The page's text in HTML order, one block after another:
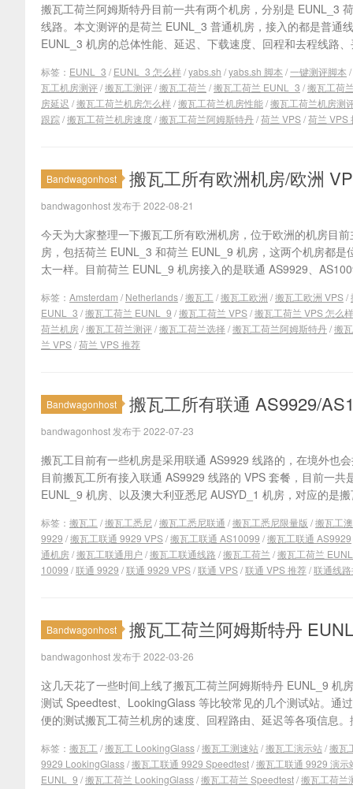
搬瓦工荷兰阿姆斯特丹目前一共有两个机房，分别是 EUNL_3
线路。本文测评的是荷兰 EUNL_3 普通机房，接入的都是普通
EUNL_3 机房的总体性能、延迟、下载速度、回程和去程线路
标签： EUNL_3 / EUNL_3 怎么样/yabs.sh /yabs.sh 脚本 /一键测评脚本 /
瓦工机房测评/搬瓦工测评/搬瓦工荷兰 /搬瓦工荷兰 EUNL_3 /搬瓦工荷
房延迟 /搬瓦工荷兰机房怎么样/搬瓦工荷兰机房性能/搬瓦工荷兰机房测
跟踪/搬瓦工荷兰机房速度/搬瓦工荷兰阿姆斯特丹/荷兰 VPS/荷兰 VPS
Bandwagonhost 搬瓦工所有欧洲机房/欧洲
bandwagonhost 发布于 2022-08-21
今天为大家整理一下搬瓦工所有欧洲机房，位于欧洲的机房目
房，包括荷兰 EUNL_3 和荷兰 EUNL_9 机房，这两个机房都
太一样。目前荷兰 EUNL_9 机房接入的是联通 AS9929、
标签： Amsterdam / Netherlands/搬瓦工 /搬瓦工欧洲 /搬瓦工欧洲 VPS/
EUNL_3 /搬瓦工荷兰 EUNL_9 /搬瓦工荷兰 VPS/搬瓦工荷兰 VPS 怎么样
荷兰机房/搬瓦工荷兰测评/搬瓦工荷兰选择 /搬瓦工荷兰阿姆斯特丹/搬
兰 VPS/荷兰 VPS 推荐
Bandwagonhost 搬瓦工所有联通 AS9929/
bandwagonhost 发布于 2022-07-23
搬瓦工目前有一些机房是采用联通 AS9929 线路的，在境外也
目前搬瓦工所有接入联通 AS9929 线路的 VPS 套餐，目前一
EUNL_9 机房、以及澳大利亚悉尼 AUSYD_1 机房，对应的是
标签： 搬瓦工 /搬瓦工悉尼/搬瓦工悉尼联通 /搬瓦工悉尼限量版 /搬瓦工
9929 /搬瓦工联通 9929 VPS/搬瓦工联通 AS10099 /搬瓦工联通 AS9929
通机房/搬瓦工联通用户 /搬瓦工联通线路 /搬瓦工荷兰 /搬瓦工荷兰
10099 /联通 9929 /联通 9929 VPS/联通 VPS/联通 VPS 推荐/联通线
Bandwagonhost 搬瓦工荷兰阿姆斯特丹
bandwagonhost 发布于 2022-03-26
这几天花了一些时间上线了搬瓦工荷兰阿姆斯特丹 EUNL_9 机
测试 Speedtest、LookingGlass 等比较常见的几个测试站。通
便的测试搬瓦工荷兰机房的速度、回程路由、延迟等各项信息
标签： 搬瓦工 /搬瓦工 LookingGlass/搬瓦工测速站/搬瓦工演示站/搬瓦
9929 LookingGlass/搬瓦工联通 9929 Speedtest/搬瓦工联通 9929 演示
EUNL_9 /搬瓦工荷兰 LookingGlass/搬瓦工荷兰 Speedtest/搬瓦工荷兰